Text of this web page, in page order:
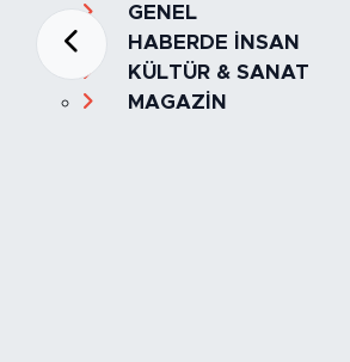
GENEL
HABERDE İNSAN
KÜLTÜR & SANAT
MAGAZİN